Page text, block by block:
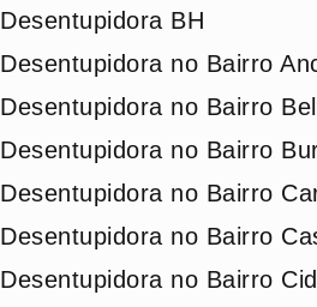
Desentupidora BH
Desentupidora no Bairro
Desentupidora no Bairro
Desentupidora no Bairro
Desentupidora no Bairro
Desentupidora no Bairro
Desentupidora no Bairro